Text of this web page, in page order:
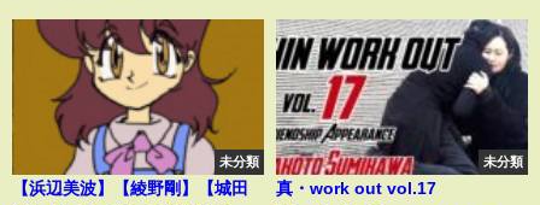
未分類
【浜辺美波】【綾野剛】【城田
未分類
真・work out vol.17